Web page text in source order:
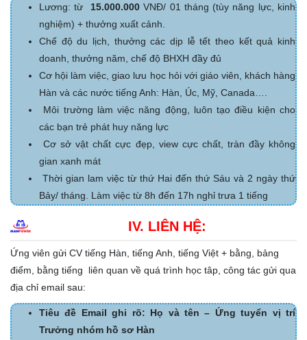
Lương: từ 15.000.000VNĐ/ 01 tháng (tùy năng lực, kinh
nghiệm) + thưởng xuất cảnh.
Chế độ du lịch, thưởng các dịp lễ tết theo kết quả kinh
doanh, thưởng năm, chế độ BHXH đầy đủ
Cơ hội làm việc, giao lưu học hỏi với giáo viên, khách hàng
Hàn và các nước tiếng Anh: Hàn, Úc, Mỹ, Canada….
Môi trường làm việc năng động, luôn tạo điều kiện cho
các bạn trẻ phát huy năng lực
Cơ sở vật chất cực đẹp, view cực chất, tràn đầy không
gian xanh mát
Thời gian lam việc từ thứ Hai đến thứ Sáu và 2 ngày thứ
Bảy/ tháng. Làm việc từ 8h đến 17h nghỉ trưa 1 tiếng
IV. LIÊN HỆ:
Ứng viên gửi CV tiếng Hàn, tiếng Anh, tiếng Việt + bằng, bảng
điểm, bằng tiếng liên quan về quá trình học tâp, công tác gửi qua
địa chỉ email sau:
Tiêu đề Email ghi rõ: Họ và tên – Ứng tuyển vị trí
Trưởng nhóm hồ sơ Hàn